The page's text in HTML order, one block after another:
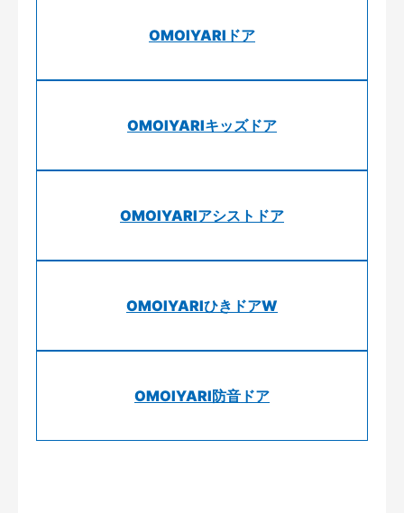
OMOIYARIドア
OMOIYARIキッズドア
OMOIYARIアシストドア
OMOIYARIひきドアW
OMOIYARI防音ドア